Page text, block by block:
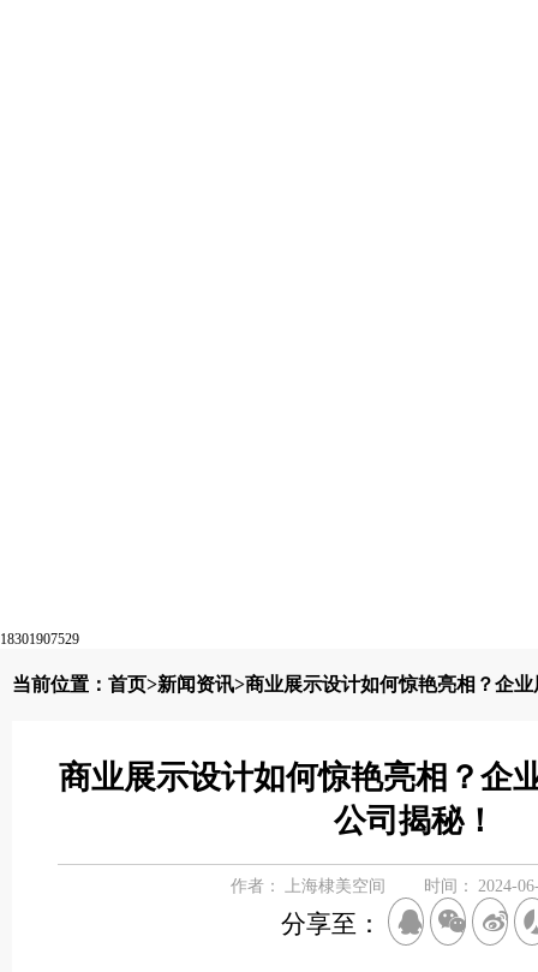
18301907529
当前位置： 首页>新闻资讯>商业展示设计如何惊艳亮相？企
商业展示设计如何惊艳亮相？企
公司揭秘！
作者： 上海棣美空间 时间： 2024-
分享至：